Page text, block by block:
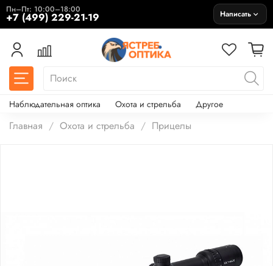
Пн–Пт: 10:00–18:00
+7 (499) 229-21-19 Написать
Наблюдательная оптика Охота и стрельба Другое
Главная Охота и стрельба Прицелы